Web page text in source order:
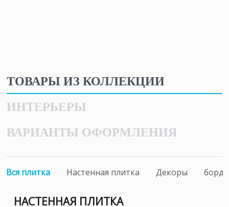
ТОВАРЫ ИЗ КОЛЛЕКЦИИ
ИНТЕРЬЕРЫ
ВАРИАНТЫ ОФОРМЛЕНИЯ
Вся плитка Настенная плитка Декоры
НАСТЕННАЯ ПЛИТКА